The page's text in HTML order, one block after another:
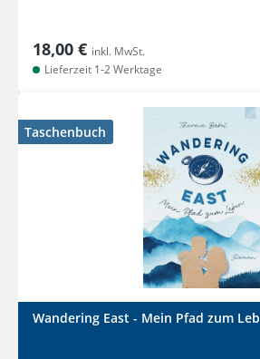
18,00 € inkl. MwSt.
Lieferzeit 1-2 Werktage
Taschenbuch
Wandering East - Mein Pfad zum